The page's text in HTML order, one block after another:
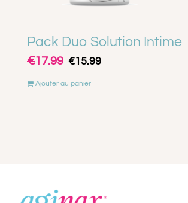
Pack Duo Solution Intime
€17.99 Le
initial
€15.99Le
Ajouter au panier